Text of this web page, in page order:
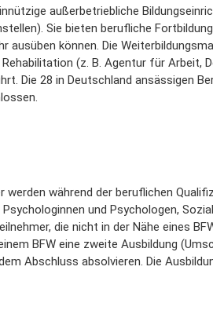
außerbetriebliche
Sie bieten berufliche
ausüben können. Die
(z. B. Agentur für Arbeit,
Die 28 in Deutschland ansässigen
werden während der beruflichen
und Psychologen,
die nicht in der Nähe eines
BFW eine zweite Ausbildung
Abschluss absolvieren. Die